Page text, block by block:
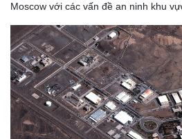
Moscow với các vấn đề an ninh khu